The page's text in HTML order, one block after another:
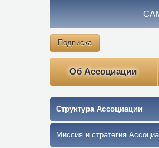
Подписка
Об Ассоциации
Структура Ассоциации
Миссия и стратегия